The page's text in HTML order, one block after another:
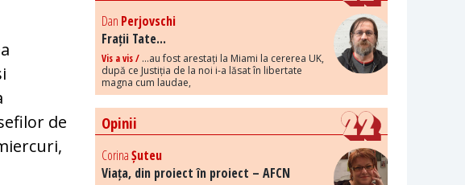
de
Dan Perjovschi
Frații Tate...
Vis a vis / ...au fost arestați la Miami la cererea UK,
după ce Justiția de la noi i-a lăsat în libertate
magna cum laudae,
Opinii
CorinaȘuteu
Viața, din proiect în proiect – AFCN